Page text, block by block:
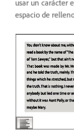
usar un carácter
espacio de